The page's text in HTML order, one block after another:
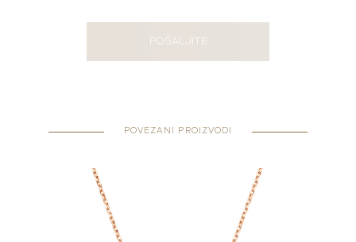
POŠALJITE
POVEZANI PROIZVODI